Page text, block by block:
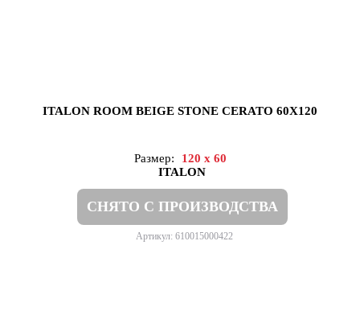
ITALON ROOM BEIGE STONE CERATO 60X120
Размер:
120 x 60
ITALON
СНЯТО С ПРОИЗВОДСТВА
Артикул: 610015000422